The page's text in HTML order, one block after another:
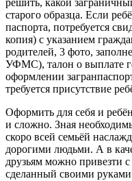
решить, какой
старого образца. Если
паспорта, потребуется
копия) с указанием
родителей, 3 фото,
УФМС), талон о выплате
оформлении
требуется присутствие
Оформить для себя и
и сложно. Зная
скоро всей семьёй
дорогими людьми. А в
друзьям можно привезти
сделанный своими